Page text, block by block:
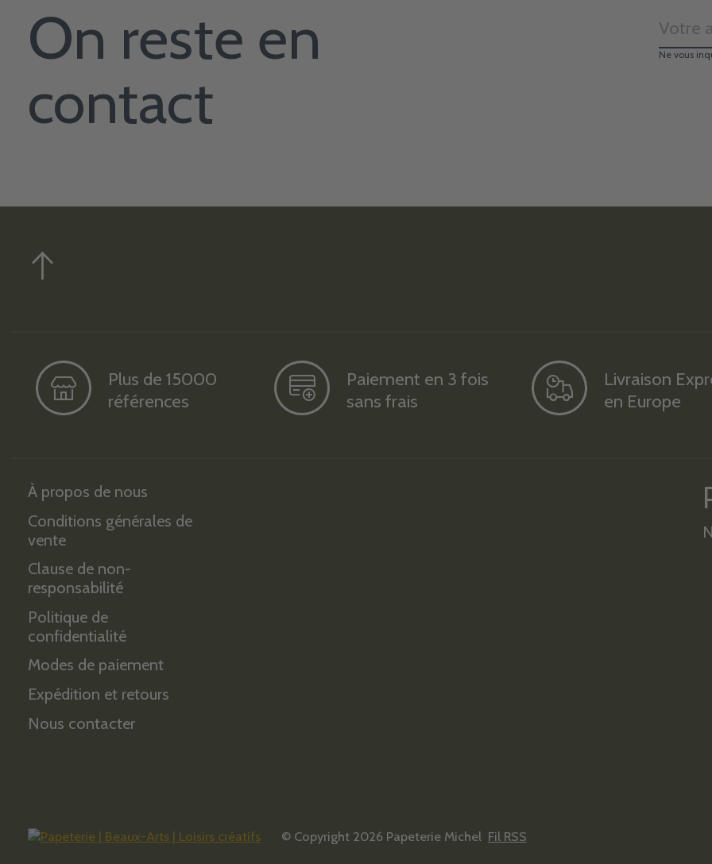
On reste en
contact
Ne vous
Plus de 15000
références
Paiement en 3 fois
sans frais
Livraison
en Europe
À propos de nous
Conditions générales de
vente
Clause de non-
responsabilité
Politique de
confidentialité
Modes de paiement
Expédition et retours
Nous contacter
© Copyright 2026 Papeterie Michel Fil RSS